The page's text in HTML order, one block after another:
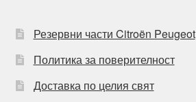
Резервни части Citroën Peugeot
Политика за поверителност
Доставка по целия свят